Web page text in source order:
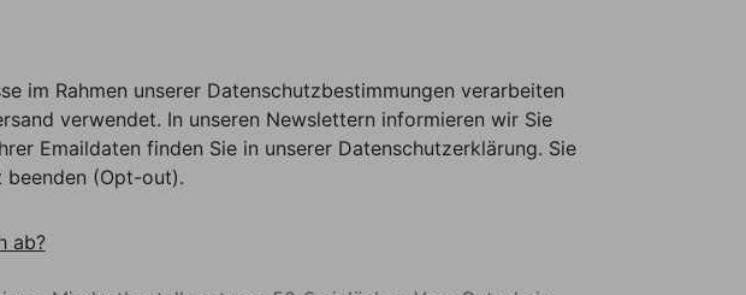
im Rahmen unserer Datenschutzbestimmungen verarbeiten
verwendet. In unseren Newslettern informieren wir Sie
Emaildaten finden Sie in unserer Datenschutzerklärung. Sie
beenden (Opt-out).
ab?